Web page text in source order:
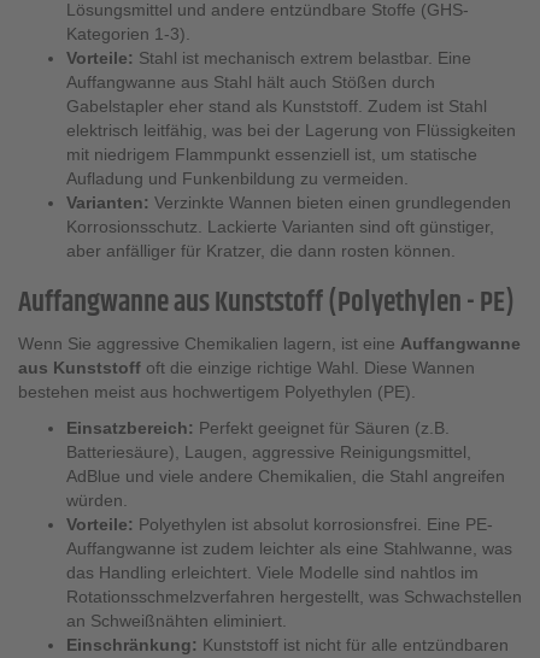
Lösungsmittel und andere entzündbare Stoffe (GHS-
Kategorien 1-3).
Vorteile: Stahl ist mechanisch extrem belastbar. Eine
Auffangwanne aus Stahl hält auch Stößen durch
Gabelstapler eher stand als Kunststoff. Zudem ist Stahl
elektrisch leitfähig, was bei der Lagerung von Flüssigkeiten
mit niedrigem Flammpunkt essenziell ist, um statische
Aufladung und Funkenbildung zu vermeiden.
Varianten: Verzinkte Wannen bieten einen grundlegenden
Korrosionsschutz. Lackierte Varianten sind oft günstiger,
aber anfälliger für Kratzer, die dann rosten können.
Auffangwanne aus Kunststoff (Polyethylen - PE)
Wenn Sie aggressive Chemikalien lagern, ist eine Auffangwanne
aus Kunststoff oft die einzige richtige Wahl. Diese Wannen
bestehen meist aus hochwertigem Polyethylen (PE).
Einsatzbereich: Perfekt geeignet für Säuren (z.B.
Batteriesäure), Laugen, aggressive Reinigungsmittel,
AdBlue und viele andere Chemikalien, die Stahl angreifen
würden.
Vorteile: Polyethylen ist absolut korrosionsfrei. Eine PE-
Auffangwanne ist zudem leichter als eine Stahlwanne, was
das Handling erleichtert. Viele Modelle sind nahtlos im
Rotationsschmelzverfahren hergestellt, was Schwachstellen
an Schweißnähten eliminiert.
Einschränkung: Kunststoff ist nicht für alle entzündbaren